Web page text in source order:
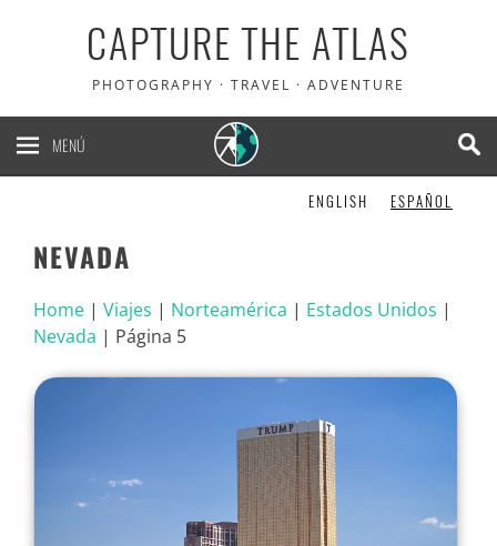
CAPTURE THE ATLAS
PHOTOGRAPHY · TRAVEL · ADVENTURE
MENÚ
ENGLISH ESPAÑOL
NEVADA
Home | Viajes | Norteamérica | Estados Unidos |
Nevada | Página 5